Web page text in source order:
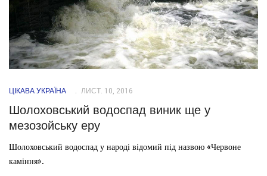
ЦІКАВА УКРАЇНА ЛИСТ. 10, 2016
Шолоховський водоспад виник ще у
мезозойську еру
Шолоховський водоспад у народі відомий під назвою «Червоне
каміння».